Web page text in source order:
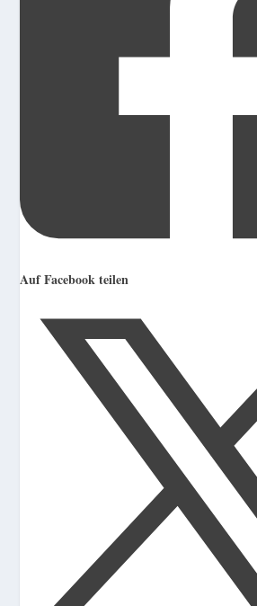
Auf Facebook teilen